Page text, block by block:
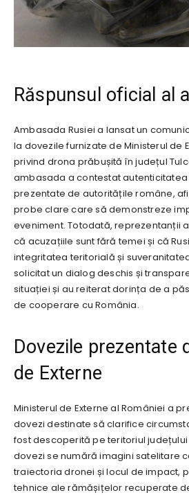
Răspunsul oficial al
Ambasada Rusiei a lansat un
la dovezile furnizate de Ministerul de
privind drona prăbușită în județul
ambasada a contestat
prezentate de autoritățile române,
probe clare care să demonstreze
eveniment. Totodată, reprezentanții
că acuzațiile sunt fără temei și că
integritatea teritorială și
solicitat un dialog deschis și
situației și au reiterat dorința de a
de cooperare cu România.
Dovezile prezentate
de Externe
Ministerul de Externe al României a
dovezi destinate să clarifice
fost descoperită pe teritoriul județului
dovezi se numără imagini satelitare
traiectoria dronei și locul de impact,
tehnice ale rămășițelor recuperate